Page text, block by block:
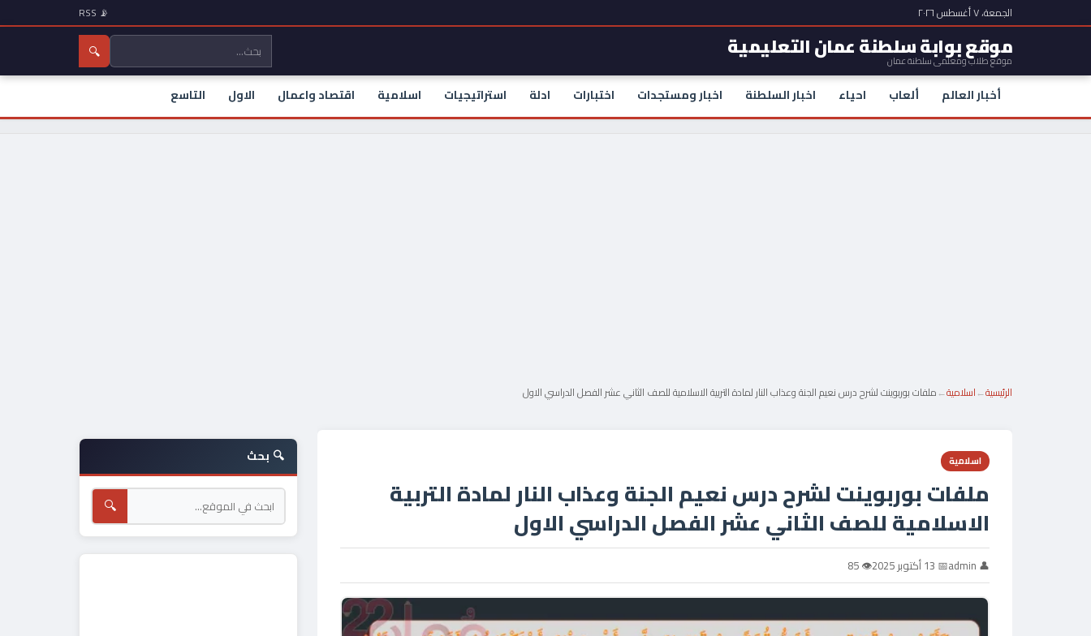
الجمعة، ٧ أغسطس ٢٠٢٦ 📡 RSS
موقع بوابة سلطنة عمان التعليمية
موقع طلاب ومعلمي سلطنة عمان
🔍
أخبار العالم ألعاب احياء اخبار السلطنة اخبار ومستجدات اختبارات ادلة استراتيجيات اسلامية اقتصاد واعمال الاول التاسع
الرئيسية←اسلامية←ملفات بوربوينت لشرح درس نعيم الجنة وعذاب النار لمادة التربية الاسلامية للصف الثاني عشر الفصل الدراسي الاول
اسلامية
ملفات بوربوينت لشرح درس نعيم الجنة وعذاب النار لمادة التربية
الاسلامية للصف الثاني عشر الفصل الدراسي الاول
👤 admin 📅 13 أكتوبر 2025 👁 85
🔍 بحث
🔍